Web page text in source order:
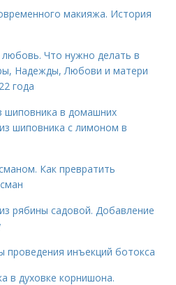
макияжа. История
Что нужно делать в
Надежды, Любови и матери
года
шиповника в домашних
шиповника с лимоном в
Как превратить
рябины садовой. Добавление
проведения инъекций ботокса
в духовке корнишона.